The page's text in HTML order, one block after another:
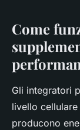
Come
Gli integratori
livello
producono